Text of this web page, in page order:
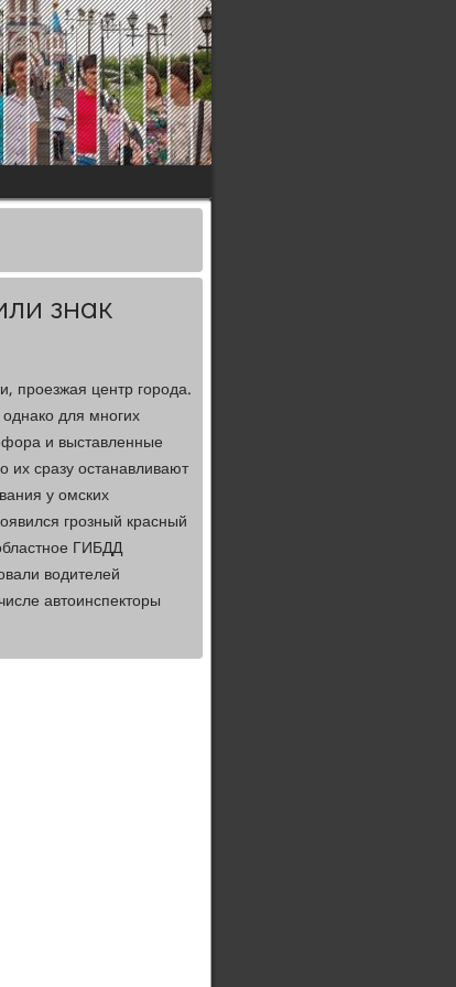
знак
проезжая центр города.
для многих
и выставленные
их сразу останавливают
у омских
грозный красный
ГИБДД
водителей
автоинспекторы